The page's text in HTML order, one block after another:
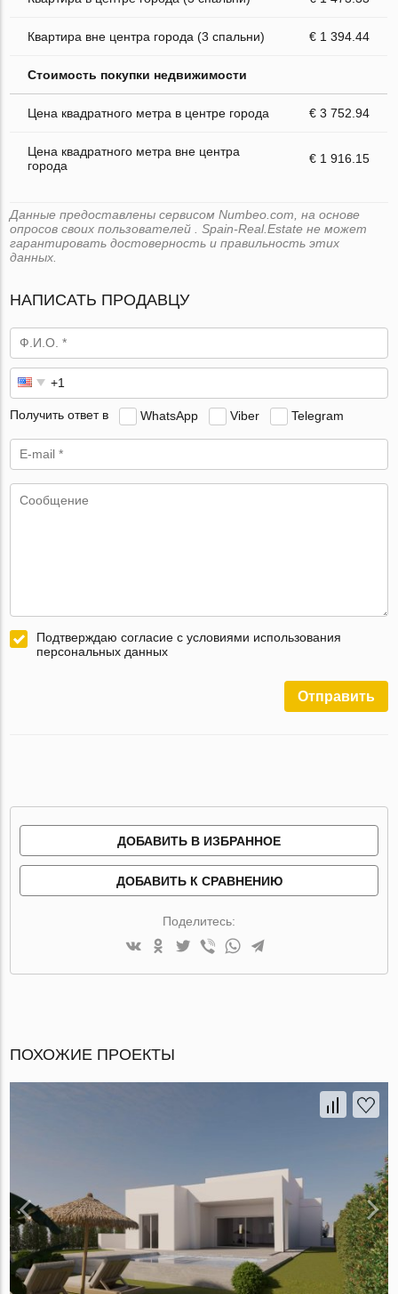
Квартира вне центра города (3 спальни) € 1 394.44
Стоимость покупки недвижимости
Цена квадратного метра в центре города € 3 752.94
Цена квадратного метра вне центра
города
€ 1 916.15
Данные предоставлены сервисом Numbeo.com, на основе
опросов своих пользователей . Spain-Real.Estate не может
гарантировать достоверность и правильность этих
данных.
НАПИСАТЬ ПРОДАВЦУ
Получить ответ в WhatsApp Viber Telegram
Подтверждаю согласие с условиями использования
персональных данных
Отправить
ДОБАВИТЬ В ИЗБРАННОЕ
ДОБАВИТЬ К СРАВНЕНИЮ
Поделитесь:
ПОХОЖИЕ ПРОЕКТЫ